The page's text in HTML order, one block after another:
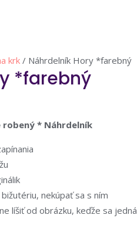
krk / Náhrdelník Hory *farebný
*farebný
robený * Náhrdelník
nekúpať sa s ním
líšiť od obrázku, keďže sa jedná